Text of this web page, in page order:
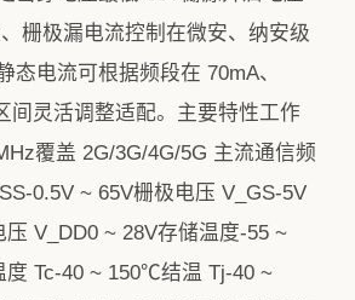
栅极漏电流控制在微安、纳安级
态电流可根据频段在 70mA、
间灵活调整适配。主要特性工作
覆盖 2G/3G/4G/5G 主流通信频
0.5V ~ 65V栅极电压 V_GS-5V
V_DD0 ~ 28V存储温度-55 ~
Tc-40 ~ 150℃结温 Tj-40 ~